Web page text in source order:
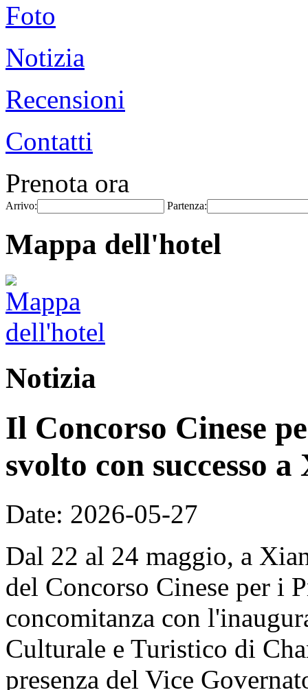
Foto
Notizia
Recensioni
Contatti
Prenota ora
Arrivo: Partenza:
Mappa dell'hotel
Notizia
Il Concorso Cinese
svolto con successo
Date: 2026-05-27
Dal 22 al 24 maggio, a
del Concorso Cinese per
concomitanza con
Culturale e Turistico di
presenza del Vice